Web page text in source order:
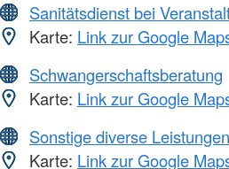
Sanitätsdienst bei
Karte: Link zur Google
Schwangerschaftsberatung
Karte: Link zur Google
Sonstige diverse Leistungen
Karte: Link zur Google